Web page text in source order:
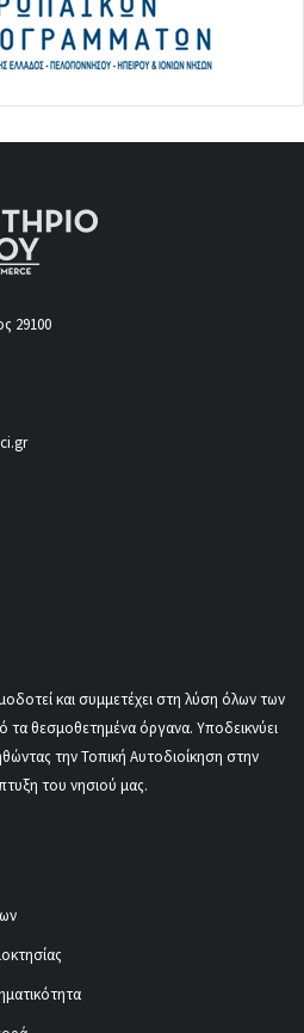
29100
και συμμετέχει στη λύση όλων των
θεσμοθετημένα όργανα. Υποδεικνύει
την Τοπική Αυτοδιοίκηση στην
του νησιού μας.